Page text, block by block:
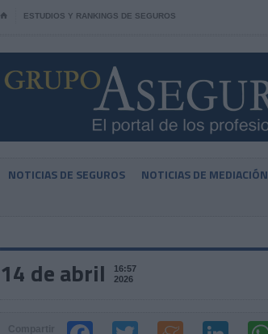
⌂ ESTUDIOS Y RANKINGS DE SEGUROS
NOTICIAS DE SEGUROS NOTICIAS DE MEDIACIÓN
14 de abril
16:57
2026